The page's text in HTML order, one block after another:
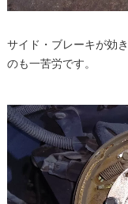
サイド・ブレーキが効
のも一苦労です。